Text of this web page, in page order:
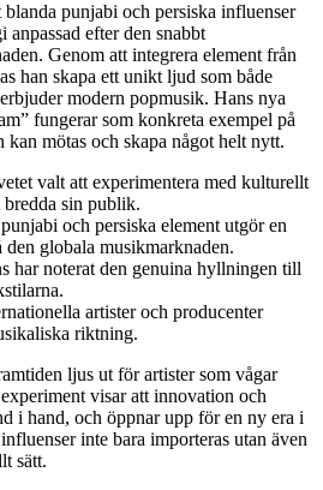
blanda punjabi och persiska influenser
anpassad efter den snabbt
Genom att integrera element från
han skapa ett unikt ljud som både
modern popmusik. Hans nya
fungerar som konkreta exempel på
mötas och skapa något helt nytt.
valt att experimentera med kulturellt
sin publik.
och persiska element utgör en
den globala musikmarknaden.
har noterat den genuina hyllningen till
artister och producenter
riktning.
ljus ut för artister som vågar
visar att innovation och
i hand, och öppnar upp för en ny era i
inte bara importeras utan även
sätt.